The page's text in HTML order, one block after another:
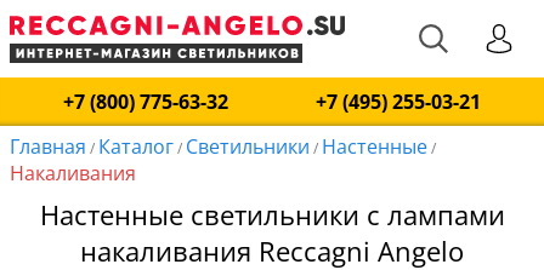
+7 (800) 775-63-32
+7 (495) 255-03-21
Главная / Каталог/ Светильники / Настенные/
Накаливания
Настенные светильники с лампами
накаливания Reccagni Angelo